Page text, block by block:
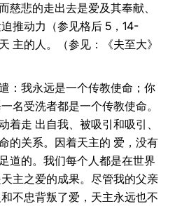
慈悲的走出去是爱及其奉献、
推动力（参见格后 5，14-
主的人。（参见：《夫至大》
：我永远是一个传教使命；你
名受洗者都是一个传教使命。
着走 出自我、被吸引和吸引、
的关系。因着天主的 爱，没有
道的。我们每个人都是在世界
主之爱的成果。尽管我的父亲
不忠背叛了爱，天主永远也不